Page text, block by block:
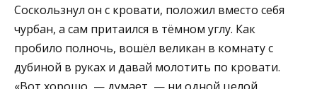
Соскользнул он с кровати, положил вместо себя
чурбан, а сам притаился в тёмном углу. Как
пробило полночь, вошёл великан в комнату с
дубиной в руках и давай молотить по кровати.